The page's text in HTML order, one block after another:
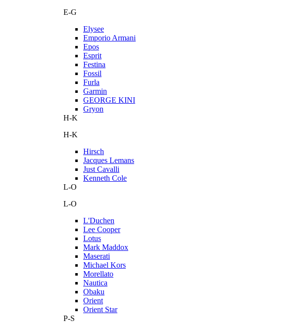
E-G
Elysee
Emporio Armani
Epos
Esprit
Festina
Fossil
Furla
Garmin
GEORGE KINI
Gryon
H-K
H-K
Hirsch
Jacques Lemans
Just Cavalli
Kenneth Cole
L-O
L-O
L'Duchen
Lee Cooper
Lotus
Mark Maddox
Maserati
Michael Kors
Morellato
Nautica
Obaku
Orient
Orient Star
P-S